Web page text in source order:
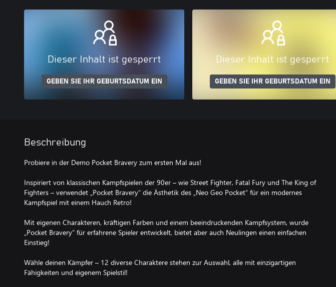
Dieser Inhalt ist gesperrt
GEBEN SIE IHR GEBURTSDATUM EIN
Dieser Inhalt ist gesperrt
GEBEN SIE IHR GEBURTSDATUM EIN
Beschreibung
Probiere in der Demo Pocket Bravery zum ersten Mal aus!
Inspiriert von klassischen Kampfspielen der 90er – wie Street Fighter, Fatal Fury und The King of
Fighters – verwendet „Pocket Bravery“ die Ästhetik des „Neo Geo Pocket“ für ein modernes
Kampfspiel mit einem Hauch Retro!
Mit eigenen Charakteren, kräftigen Farben und einem beeindruckenden Kampfsystem, wurde
„Pocket Bravery“ für erfahrene Spieler entwickelt, bietet aber auch Neulingen einen einfachen
Einstieg!
Wähle deinen Kämpfer – 12 diverse Charaktere stehen zur Auswahl, alle mit einzigartigen
Fähigkeiten und eigenem Spielstil!